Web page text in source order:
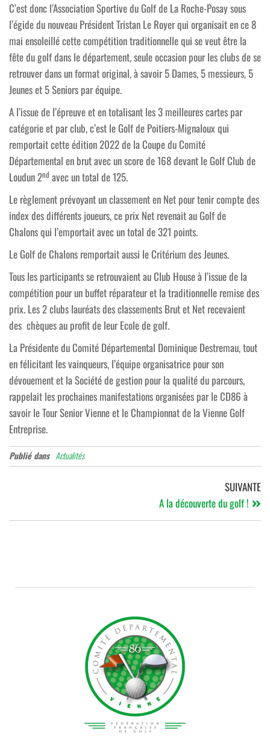
C’est donc l’Association Sportive du Golf de La Roche-Posay sous
l’égide du nouveau Président Tristan Le Royer qui organisait en ce 8
mai ensoleillé cette compétition traditionnelle qui se veut être la
fête du golf dans le département, seule occasion pour les clubs de se
retrouver dans un format original, à savoir 5 Dames, 5 messieurs, 5
Jeunes et 5 Seniors par équipe.
A l’issue de l’épreuve et en totalisant les 3 meilleures cartes par
catégorie et par club, c’est le Golf de Poitiers-Mignaloux qui
remportait cette édition 2022 de la Coupe du Comité
Départemental en brut avec un score de 168 devant le Golf Club de
Loudun 2nd avec un total de 125.
Le règlement prévoyant un classement en Net pour tenir compte des
index des différents joueurs, ce prix Net revenait au Golf de
Chalonsqui l’emportait avec un total de 321 points.
Le Golf de Chalons remportait aussi le Critérium des Jeunes.
Tous les participants se retrouvaient au Club House à l’issue de la
compétition pour un buffet réparateur et la traditionnelle remise des
prix. Les 2 clubs lauréats des classements Brut et Net recevaient
des chèques au profit de leur Ecole de golf.
La Présidente du Comité Départemental Dominique Destremau, tout
en félicitant les vainqueurs, l’équipe organisatrice pour son
dévouement et la Société de gestion pour la qualité du parcours,
rappelait les prochaines manifestations organisées par le CD86 à
savoir le Tour Senior Vienne et le Championnat de la Vienne Golf
Entreprise.
Publié dans Actualités
SUIVANTE
A la découverte du golf !